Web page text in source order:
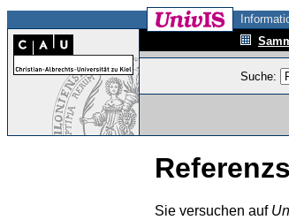
Suche:
Sie versuchen auf